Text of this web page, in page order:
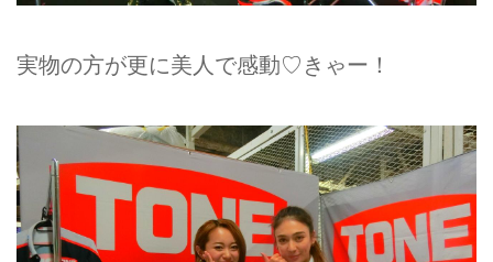
実物の方が更に美人で感動♡きゃー！